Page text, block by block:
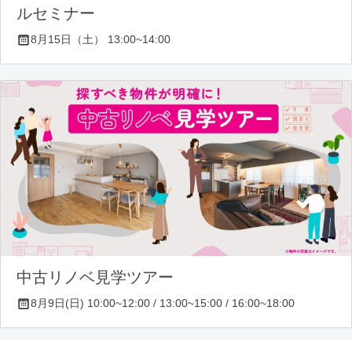
ルセミナー
8月15日（土） 13:00~14:00
中古リノベ見学ツアー
8月9日(日) 10:00~12:00 / 13:00~15:00 / 16:00~18:00